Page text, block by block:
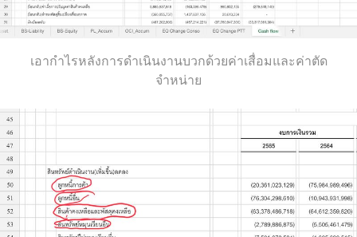
เอากำไรหลังการดำเนินงานบวกด้วยค่าเสื่อมและค่าตัด
จำหน่าย